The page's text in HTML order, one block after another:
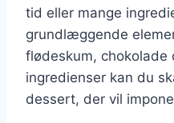
tid eller mange
grundlæggende
flødeskum,
ingredienser kan du
dessert, der vil